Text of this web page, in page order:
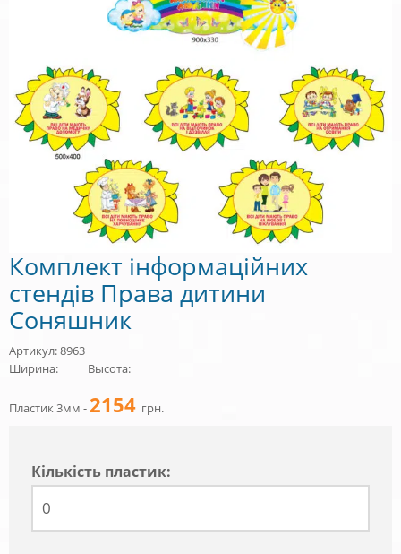
Комплект інформаційних
стендів Права дитини
Соняшник
Артикул: 8963
Ширина:
Высота:
Пластик 3мм -2154 грн.
Кiлькiсть пластик: